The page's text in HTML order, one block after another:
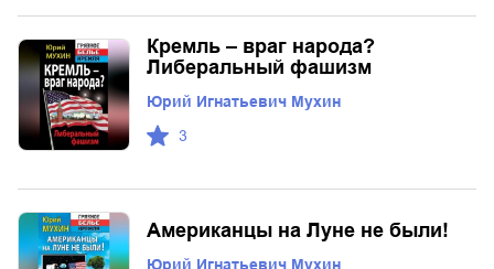
Кремль – враг народа?
Либеральный фашизм
Юрий Игнатьевич Мухин
3
Американцы на Луне не были!
Юрий Игнатьевич Мухин